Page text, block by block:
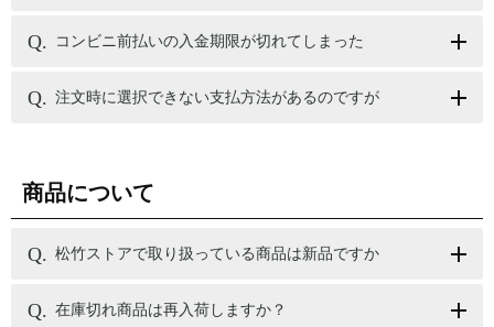
コンビニ前払いの入金期限が切れてしまった
注文時に選択できない支払方法があるのですが
商品について
松竹ストアで取り扱っている商品は新品ですか
在庫切れ商品は再入荷しますか？